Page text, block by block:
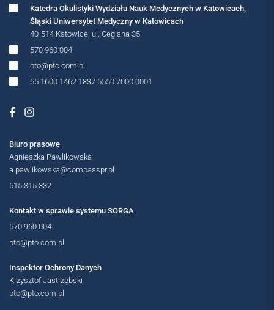
Katedra Okulistyki Wydziału Nauk Medycznych w Katowicach,
Śląski Uniwersytet Medyczny w Katowicach
40-514 Katowice, ul. Ceglana 35
570 960 004
pto@pto.com.pl
55 1600 1462 1837 5550 7000 0001
Biuro prasowe
Agnieszka Pawlikowska
a.pawlikowska@compasspr.pl
515 315 332
Kontakt w sprawie systemu SORGA
570 960 004
pto@pto.com.pl
Inspektor Ochrony Danych
Krzysztof Jastrzębski
pto@pto.com.pl